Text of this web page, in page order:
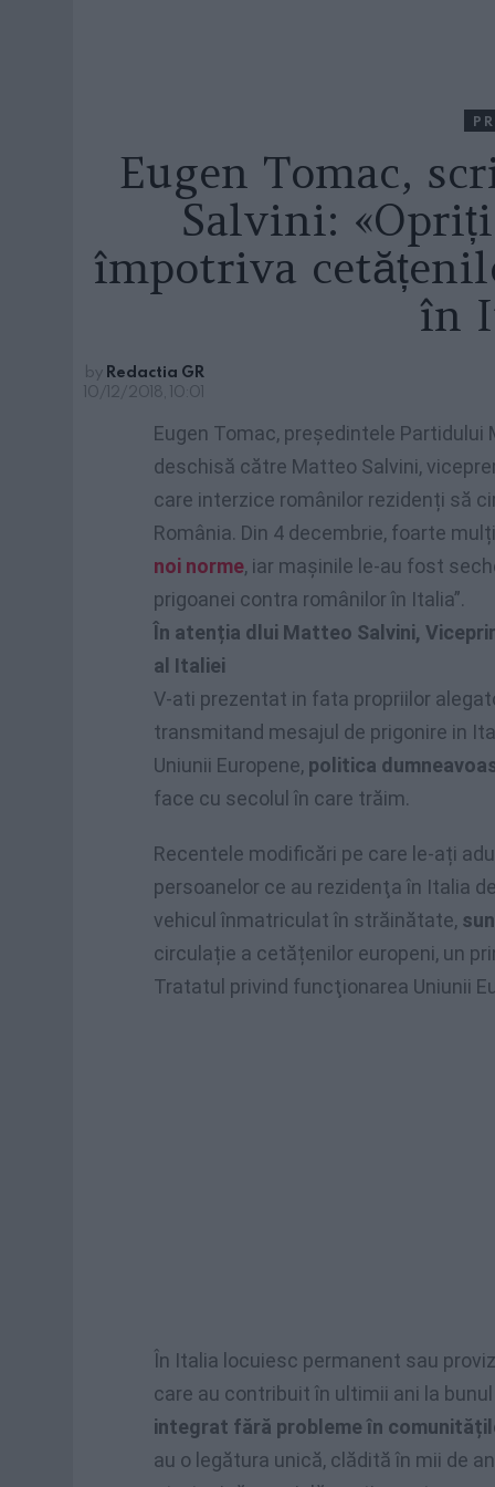
Eugen Tomac,
Salvini:
împotriva
în
by Redactia GR
10/12/2018, 10:01
Eugen Tomac, președintele
deschisă către Matteo Salvini,
care interzice românilor rezidenți să
România. Din 4 decembrie, foarte
noi norme, iar mașinile le-au fost
prigoanei contra românilor în Italia”.
În atenția dlui Matteo Salvini,
al Italiei
V-ati prezentat in fata propriilor
transmitand mesajul de prigonire in
Uniunii Europene, politica
face cu secolul în care trăim.
Recentele modificări pe care le-ați
persoanelor ce au rezidenţa în Italia
vehicul înmatriculat în străinătate,
circulație a cetățenilor europeni, un
Tratatul privind funcţionarea Uniunii
În Italia locuiesc permanent sau
care au contribuit în ultimii ani la
integrat fără probleme în
au o legătura unică, clădită în mii de